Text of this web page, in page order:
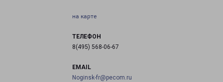
на карте
ТЕЛЕФОН
8(495) 568-06-67
EMAIL
Noginsk-fr@pecom.ru